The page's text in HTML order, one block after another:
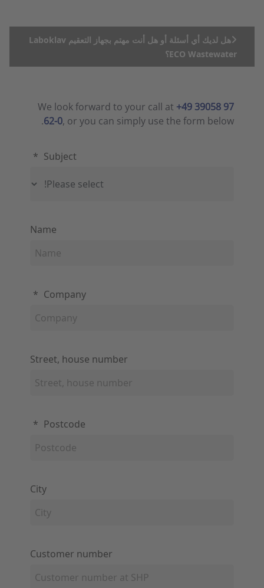
هل لديك أي أسئلة أو هل أنت مهتم بجهاز التعقيم Laboklav
ECO Wastewater؟
We look forward to your call at +49 39058 97
62-0, or you can simply use the form below.
Subject
*
Name
Company
*
Street, house number
Postcode
*
City
Customer number